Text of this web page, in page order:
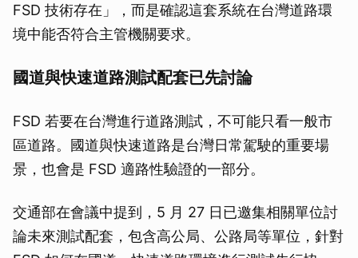
FSD 技術存在」，而是確認這套系統在台灣道路環
境中能否符合主管機關要求。
國道與快速道路測試配套已先討論
FSD 若要在台灣進行道路測試，不可能只看一般市
區道路。國道與快速道路是台灣日常駕駛的重要場
景，也會是 FSD 適路性驗證的一部分。
交通部在會議中提到，5 月 27 日已邀集相關單位討
論未來測試配套，包含高公局、公路局等單位，針對